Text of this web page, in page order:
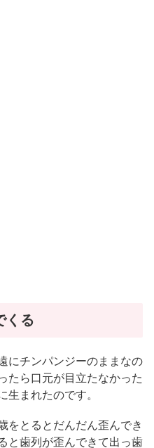
くる
にチンパンジーのままなの
たら口元が目立たなかった
生まれたのです。
をとるとだんだん歪んでき
と歯列が歪んできて出っ歯